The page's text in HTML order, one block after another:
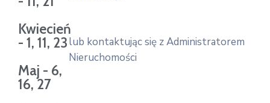
Kwiecień
- 1, 11, 23
Maj - 6,
16, 27
lub kontaktując się z Administratorem
Nieruchomości